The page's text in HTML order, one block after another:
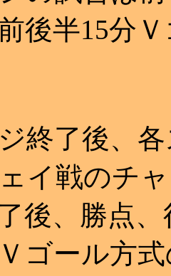
後半15分
終了後、
イ戦のチ
了後、勝点
ゴール方